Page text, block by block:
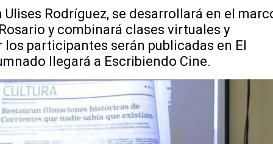
Rodríguez, se desarrollará en el
y combinará clases virtuales y
participantes serán publicadas en El
llegará a Escribiendo Cine.